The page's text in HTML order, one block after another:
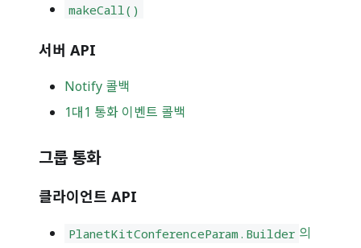
makeCall()
서버 API
Notify 콜백
1대1 통화 이벤트 콜백
그룹 통화
클라이언트 API
PlanetKitConferenceParam.Builder 의